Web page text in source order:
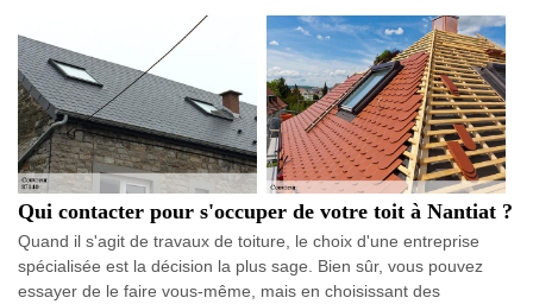
Qui contacter pour s'occuper de votre toit à Nantiat ?
Quand il s'agit de travaux de toiture, le choix d'une entreprise
spécialisée est la décision la plus sage. Bien sûr, vous pouvez
essayer de le faire vous-même, mais en choisissant des